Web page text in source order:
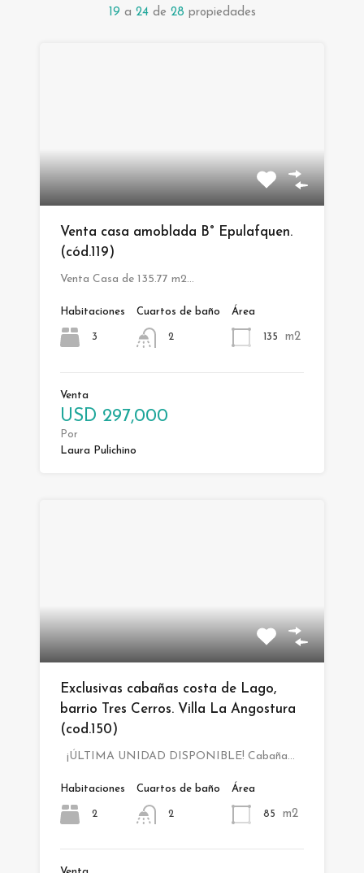
19 a 24 de 28 propiedades
Venta casa amoblada B° Epulafquen.
(cód.119)
Venta Casa de 135.77 m2…
Habitaciones
3
Cuartos de baño
2
Área
135 m2
Venta
USD 297,000
Por
Laura Pulichino
Exclusivas cabañas costa de Lago,
barrio Tres Cerros. Villa La Angostura
(cod.150)
¡ÚLTIMA UNIDAD DISPONIBLE! Cabaña…
Habitaciones
2
Cuartos de baño
2
Área
85 m2